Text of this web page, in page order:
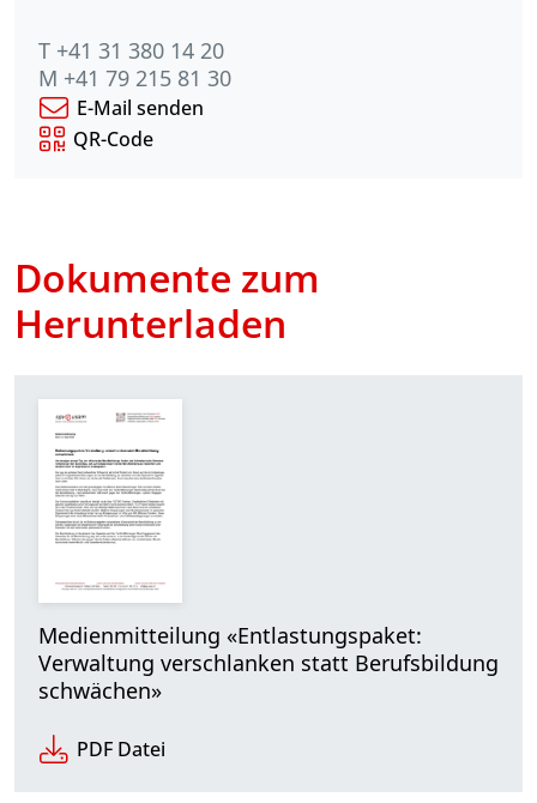
T +41 31 380 14 20
M +41 79 215 81 30
E-Mail senden
QR-Code
Dokumente zum
Herunterladen
Medienmitteilung «Entlastungspaket:
Verwaltung verschlanken statt Berufsbildung
schwächen»
PDF Datei